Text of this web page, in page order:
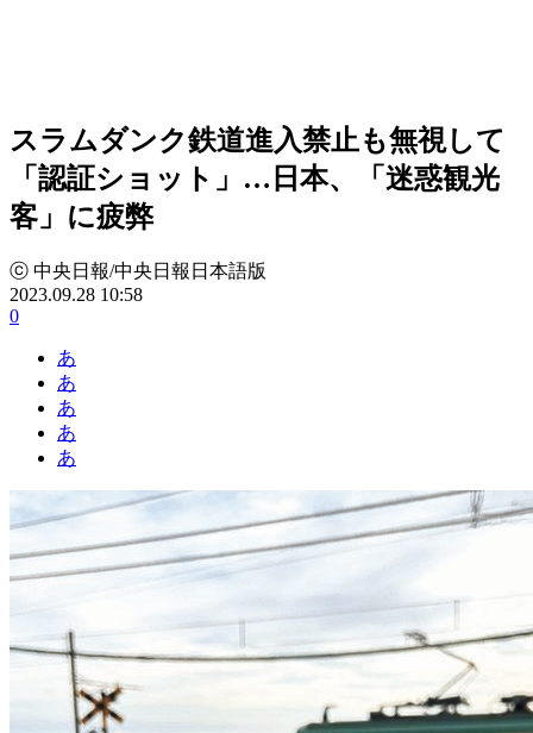
スラムダンク鉄道進入禁止も無視して
「認証ショット」…日本、「迷惑観光
客」に疲弊
ⓒ 中央日報/中央日報日本語版
2023.09.28 10:58
0
あ
あ
あ
あ
あ